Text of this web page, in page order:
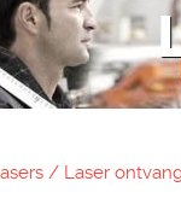
/ Laser